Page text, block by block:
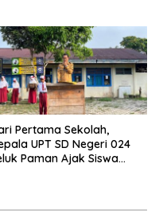
Pertama Sekolah,
UPT SD Negeri 024
Paman Ajak Siswa